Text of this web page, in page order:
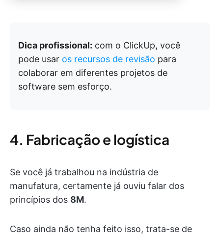
Dica profissional: com o ClickUp, você
pode usar os recursos de revisão para
colaborar em diferentes projetos de
software sem esforço.
4. Fabricação e logística
Se você já trabalhou na indústria de
manufatura, certamente já ouviu falar dos
princípios dos 8M.
Caso ainda não tenha feito isso, trata-se de